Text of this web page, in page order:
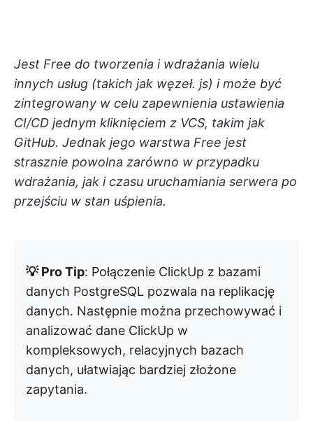
Jest Free do tworzenia i wdrażania wielu
innych usług (takich jak węzeł. js) i może być
zintegrowany w celu zapewnienia ustawienia
CI/CD jednym kliknięciem z VCS, takim jak
GitHub. Jednak jego warstwa Free jest
strasznie powolna zarówno w przypadku
wdrażania, jak i czasu uruchamiania serwera po
przejściu w stan uśpienia.
💡 Pro Tip: Połączenie ClickUp z bazami
danych PostgreSQL pozwala na replikację
danych. Następnie można przechowywać i
analizować dane ClickUp w
kompleksowych, relacyjnych bazach
danych, ułatwiając bardziej złożone
zapytania.